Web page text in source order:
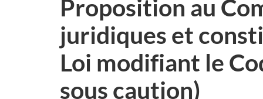
Proposition au
juridiques et
Loi modifiant le
sous caution)